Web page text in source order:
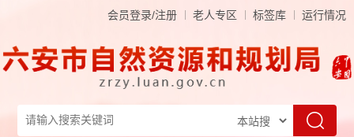
会员登录/注册 老人专区 标签库 运行情况